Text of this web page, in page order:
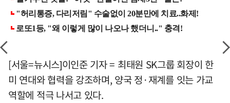
[서울=뉴시스]이인준 기자 = 최태원 SK그룹 회장이 한
미 연대와 협력을 강조하며, 양국 정·재계를 잇는 가교
역할에 적극 나서고 있다.